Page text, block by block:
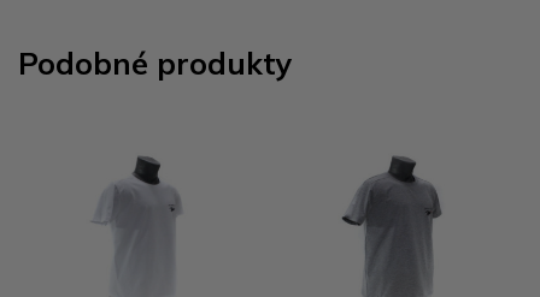
Podobné produkty